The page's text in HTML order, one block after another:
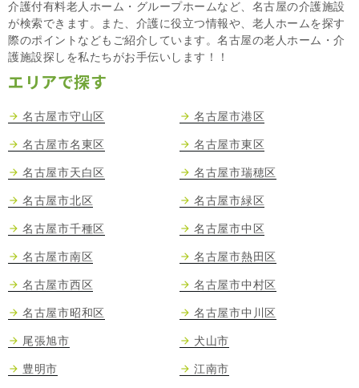
介護付有料老人ホーム・グループホームなど、名古屋の介護施設
が検索できます。また、介護に役立つ情報や、老人ホームを探す
際のポイントなどもご紹介しています。名古屋の老人ホーム・介
護施設探しを私たちがお手伝いします！！
エリアで探す
名古屋市守山区
名古屋市名東区
名古屋市天白区
名古屋市北区
名古屋市千種区
名古屋市南区
名古屋市西区
名古屋市昭和区
名古屋市港区
名古屋市東区
名古屋市瑞穂区
名古屋市緑区
名古屋市中区
名古屋市熱田区
名古屋市中村区
名古屋市中川区
尾張旭市
豊明市
犬山市
江南市